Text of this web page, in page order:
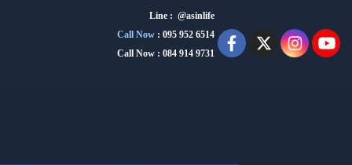
Line : @asinlife
Call Now : 095 952 6514
Call Now : 084 914 9731